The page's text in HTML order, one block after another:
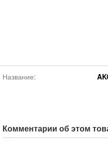
Название:
Комментарии об этом